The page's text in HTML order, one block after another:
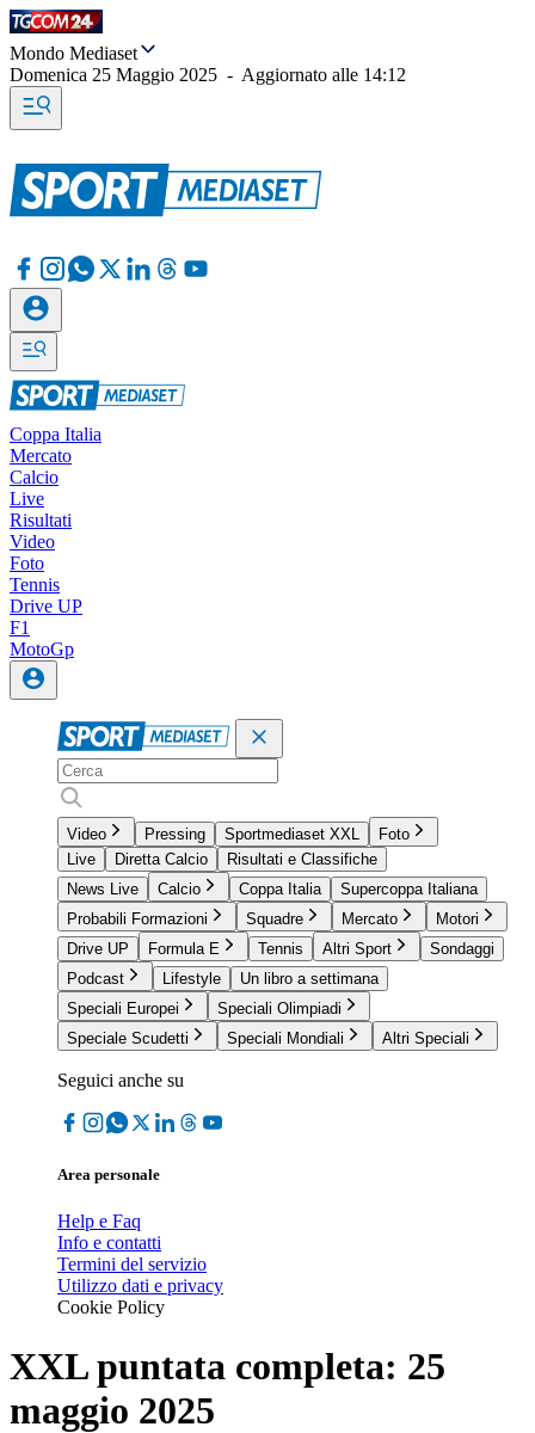
Mondo Mediaset
Domenica 25 Maggio 2025 - Aggiornato alle 14:12
Coppa Italia
Mercato
Calcio
Live
Risultati
Video
Foto
Tennis
Drive UP
F1
MotoGp
Video Pressing Sportmediaset XXL
Foto
Live
Diretta Calcio
Risultati e Classifiche
News Live
Calcio Coppa Italia
Supercoppa Italiana
Probabili Formazioni
Squadre Mercato
Motori
Drive UP
Formula E Tennis Altri Sport
Sondaggi
Podcast
Lifestyle
Un libro a settimana
Speciali Europei
Speciali Olimpiadi
Speciale Scudetti
Speciali Mondiali Altri Speciali
Seguici anche su
Area personale
Help e Faq
Info e contatti
Termini del servizio
Utilizzo dati e privacy
Cookie Policy
XXL puntata completa: 25
maggio 2025